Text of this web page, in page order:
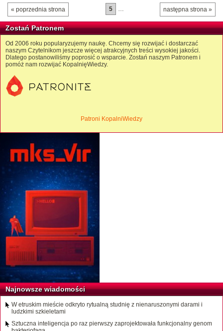
« poprzednia strona następna strona »
5 …
Zostań Patronem
Od 2006 roku popularyzujemy naukę. Chcemy się rozwijać i dostarczać
naszym Czytelnikom jeszcze więcej atrakcyjnych treści wysokiej jakości.
Dlatego postanowiliśmy poprosić o wsparcie. Zostań naszym Patronem i
pomóż nam rozwijać KopalnięWiedzy.
Patroni KopalniWiedzy
Najnowsze wiadomości
W etruskim mieście odkryto rytualną studnię z nienaruszonymi darami i
ludzkimi szkieletami
Sztuczna inteligencja po raz pierwszy zaprojektowała funkcjonalny genom